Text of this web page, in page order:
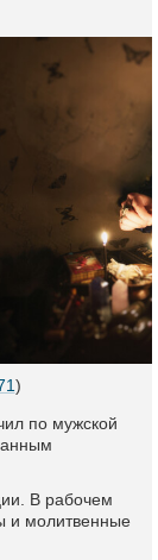
)
по мужской
В рабочем
и молитвенные